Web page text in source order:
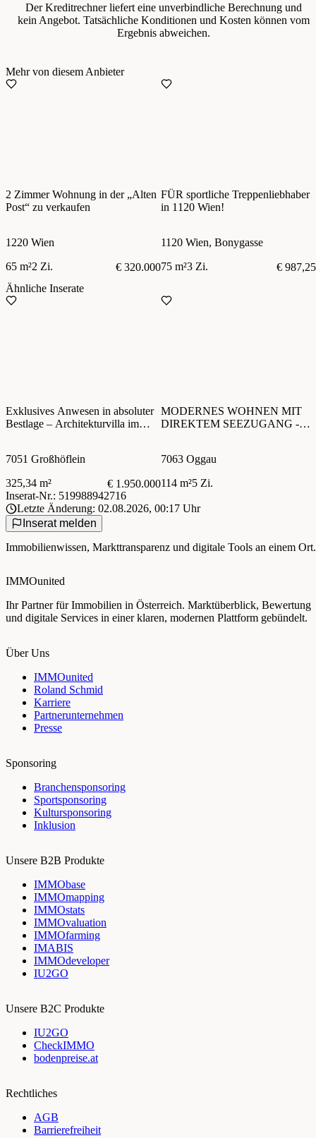
Der Kreditrechner liefert eine unverbindliche Berechnung und
kein Angebot. Tatsächliche Konditionen und Kosten können vom
Ergebnis abweichen.
Mehr von diesem Anbieter
2 Zimmer Wohnung in der „Alten
Post“ zu verkaufen
1220 Wien
65 m²2 Zi. € 320.000
FÜR sportliche Treppenliebhaber
in 1120 Wien!
1120 Wien, Bonygasse
75 m²3 Zi.
€ 987,25
Ähnliche Inserate
Exklusives Anwesen in absoluter
Bestlage – Architekturvilla im
7051 Großhöflein
325,34 m²
€ 1.950.000
MODERNES WOHNEN MIT
DIREKTEM SEEZUGANG -
7063 Oggau
114 m²5 Zi.
Inserat-Nr.: 519988942716
Letzte Änderung: 02.08.2026, 00:17 Uhr
Inserat melden
Immobilienwissen, Markttransparenz und digitale Tools an einem Ort.
IMMOunited
Ihr Partner für Immobilien in Österreich. Marktüberblick, Bewertung
und digitale Services in einer klaren, modernen Plattform gebündelt.
Über Uns
IMMOunited
Roland Schmid
Karriere
Partnerunternehmen
Presse
Sponsoring
Branchensponsoring
Sportsponsoring
Kultursponsoring
Inklusion
Unsere B2B Produkte
IMMObase
IMMOmapping
IMMOstats
IMMOvaluation
IMMOfarming
IMABIS
IMMOdeveloper
IU2GO
Unsere B2C Produkte
IU2GO
CheckIMMO
bodenpreise.at
Rechtliches
AGB
Barrierefreiheit